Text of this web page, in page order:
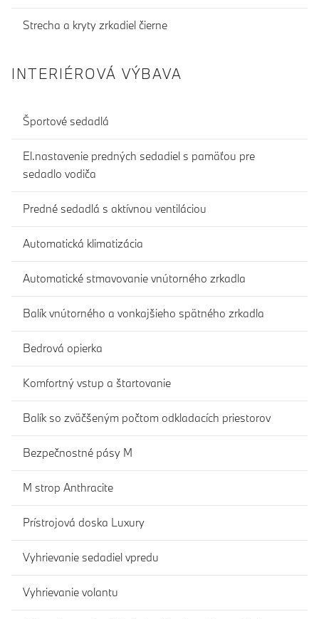
Strecha a kryty zrkadiel čierne
INTERIÉROVÁ VÝBAVA
Športové sedadlá
El.nastavenie predných sedadiel s pamäťou pre
sedadlo vodiča
Predné sedadlá s aktívnou ventiláciou
Automatická klimatizácia
Automatické stmavovanie vnútorného zrkadla
Balík vnútorného a vonkajšieho spätného zrkadla
Bedrová opierka
Komfortný vstup a štartovanie
Balík so zväčšeným počtom odkladacích priestorov
Bezpečnostné pásy M
M strop Anthracite
Prístrojová doska Luxury
Vyhrievanie sedadiel vpredu
Vyhrievanie volantu